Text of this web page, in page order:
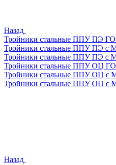
Назад
Тройники стальные ППУ ПЭ
Тройники стальные ППУ ПЭ с
Тройники стальные ППУ ПЭ с
Тройники стальные ППУ ОЦ
Тройники стальные ППУ ОЦ с
Тройники стальные ППУ ОЦ с
Назад